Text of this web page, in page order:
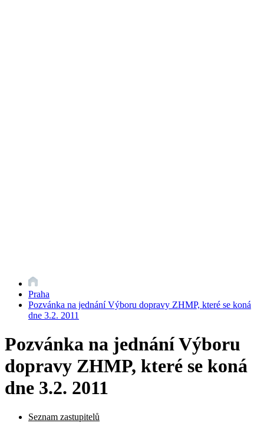
Praha
Pozvánka na jednání Výboru dopravy ZHMP, které se koná
dne 3.2. 2011
Pozvánka na jednání Výboru
dopravy ZHMP, které se koná
dne 3.2. 2011
Seznam zastupitelů